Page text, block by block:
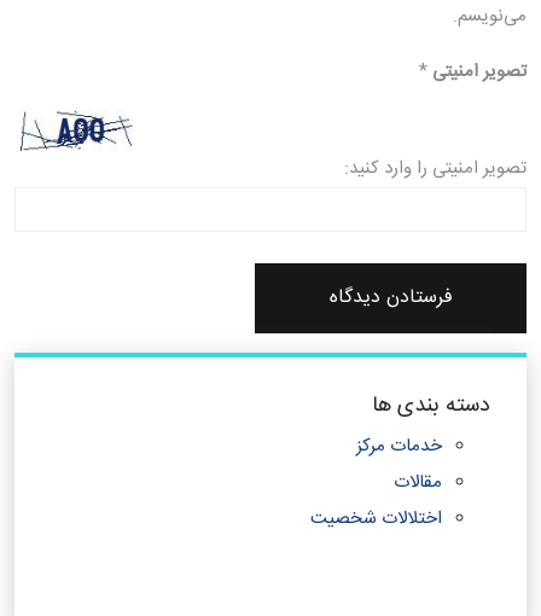
می‌نویسم.
تصویر امنیتی *
تصویر امنیتی را وارد کنید:
دسته بندی ها
خدمات مرکز
مقالات
اختلالات شخصیت